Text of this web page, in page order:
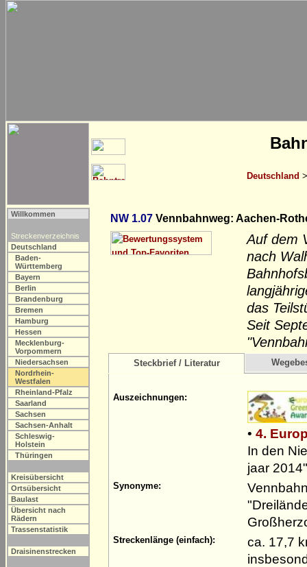
Deutschland
Willkommen
Streckenverzeichnis
Deutschland
Baden-
Württemberg
Bayern
Berlin
Brandenburg
Bremen
Hamburg
Hessen
Mecklenburg-
Vorpommern
Niedersachsen
Nordrhein-
Westfalen
Rheinland-Pfalz
Saarland
Sachsen
Sachsen-Anhalt
Schleswig-
Holstein
Thüringen
Kreisübersicht
Ortsübersicht
Baulast
Übersicht nach
Rädern
Trassenstatistik
Draisinenstrecken
NW 1.07 Vennbahnweg: Aachen-
Auf dem
nach
das
Seit
Steckbrief / Literatur
Auszeichnungen:
• 4.
In den
jaar
Synonyme:
Streckenlänge (einfach):
ca. 17,7